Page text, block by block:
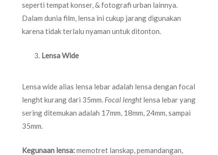
seperti tempat konser, & fotografi urban lainnya.
Dalam dunia film, lensa ini cukup jarang digunakan
karena tidak terlalu nyaman untuk ditonton.
Lensa Wide
Lensa wide alias lensa lebar adalah lensa dengan focal
lenght kurang dari 35mm. Focal lenght lensa lebar yang
sering ditemukan adalah 17mm, 18mm, 24mm, sampai
35mm.
Kegunaan lensa:memotret lanskap, pemandangan,